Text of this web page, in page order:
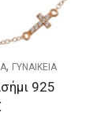
, ΓΥΝΑΙΚΕΙΑ
925